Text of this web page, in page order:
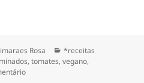
Rosa Categorias
*receitas
,tomates,vegano,
em curry verde feito em casa